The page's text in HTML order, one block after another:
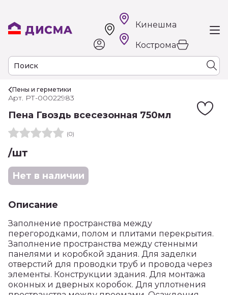
Кинешма
Кострома
Пены и герметики
Арт. РТ-00022983
Пена Гвоздь всесезонная 750мл
(0)
/шт
Нет в наличии
Описание
Заполнение пространства между
перегородками, полом и плитами перекрытия.
Заполнение пространства между стенными
панелями и коробкой здания. Для заделки
отверстий для проводки труб и провода через
элементы. Конструкции здания. Для монтажа
оконных и дверных коробок. Для уплотнения